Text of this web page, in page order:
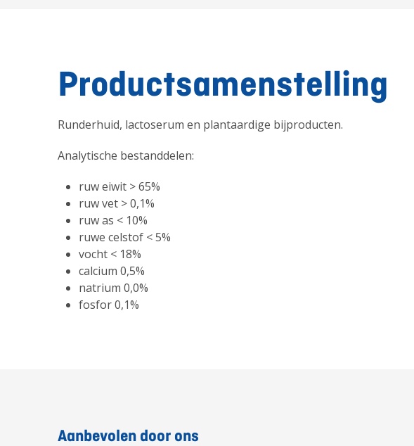
Productsamenstelling
Runderhuid, lactoserum en plantaardige bijproducten.
Analytische bestanddelen:
ruw eiwit > 65%
ruw vet > 0,1%
ruw as < 10%
ruwe celstof < 5%
vocht < 18%
calcium 0,5%
natrium 0,0%
fosfor 0,1%
Aanbevolen door ons